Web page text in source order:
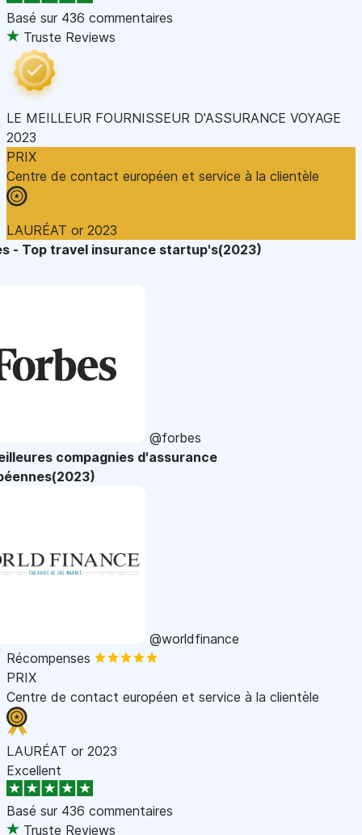
Basé sur 436 commentaires
Truste Reviews
LE MEILLEUR FOURNISSEUR D'ASSURANCE VOYAGE
2023
PRIX
Centre de contact européen et service à la clientèle
LAURÉAT or 2023
- Top travel insurance startup's(2023)
@forbes
compagnies d'assurance
@worldfinance
Récompenses
PRIX
Centre de contact européen et service à la clientèle
LAURÉAT or 2023
Excellent
Basé sur 436 commentaires
Truste Reviews